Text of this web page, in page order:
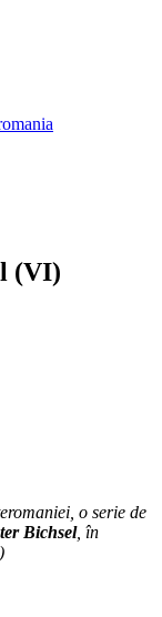
(VI)
o serie de
Bichsel, în
)